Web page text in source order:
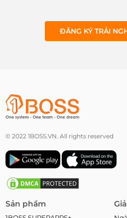
ĐĂNG KÝ TRẢI
© 2022 1BOSS.VN. All rights reserved
Sản phẩm